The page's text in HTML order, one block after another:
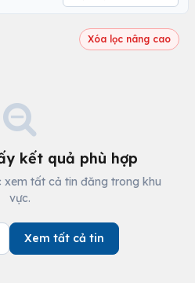
Xóa lọc nâng cao
kết quả phù hợp
tất cả tin đăng trong khu
vực.
Xem tất cả tin